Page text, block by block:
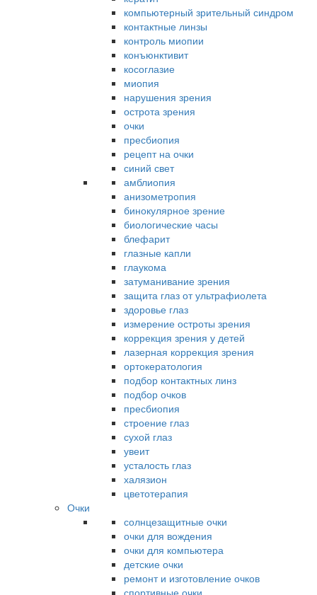
компьютерный зрительный синдром
контактные линзы
контроль миопии
конъюнктивит
косоглазие
миопия
нарушения зрения
острота зрения
очки
пресбиопия
рецепт на очки
синий свет
амблиопия
анизометропия
бинокулярное зрение
биологические часы
блефарит
глазные капли
глаукома
затуманивание зрения
защита глаз от ультрафиолета
здоровье глаз
измерение остроты зрения
коррекция зрения у детей
лазерная коррекция зрения
ортокератология
подбор контактных линз
подбор очков
пресбиопия
строение глаз
сухой глаз
увеит
усталость глаз
халязион
цветотерапия
Очки
солнцезащитные очки
очки для вождения
очки для компьютера
детские очки
ремонт и изготовление очков